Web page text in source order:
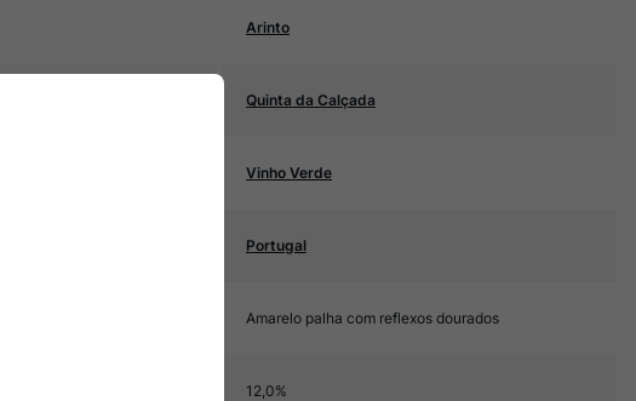
Arinto
Quinta da Calçada
Vinho Verde
Portugal
Amarelo palha com reflexos dourados
12,0%